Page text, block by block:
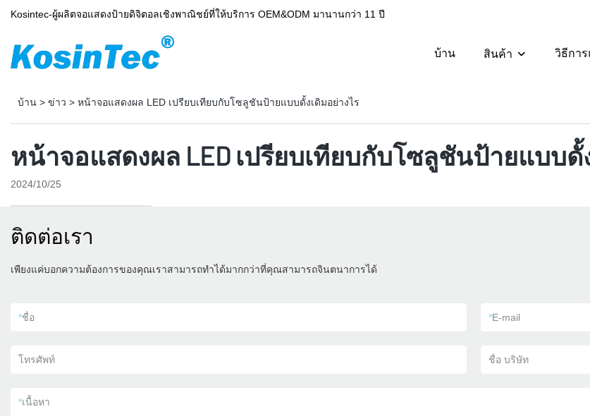
Kosintec-ผู้ผลิตจอแสดงป้ายดิจิตอลเชิงพาณิชย์ที่ให้บริการ OEM&ODM มานานกว่า 11 ปี
บ้าน สินค้า วิธีกา
บ้าน > ข่าว > หน้าจอแสดงผล LED เปรียบเทียบกับโซลูชันป้ายแบบดั้งเดิมอย่างไร
หน้าจอแสดงผล LED เปรียบเทียบกับโซลูชันป้ายแบบดั้
2024/10/25
ติดต่อเรา
เพียงแค่บอกความต้องการของคุณเราสามารถทำได้มากกว่าที่คุณสามารถจินตนาการได้
*ชื่อ *E-mail
โทรศัพท์ ชื่อ บริษัท
*เนื้อหา